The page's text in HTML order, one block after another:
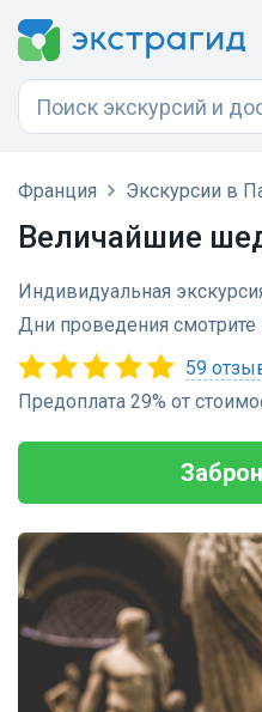
Франция Экскурсии в
Величайшие
Индивидуальная
Дни проведения смотрите
59
Предоплата 29% от